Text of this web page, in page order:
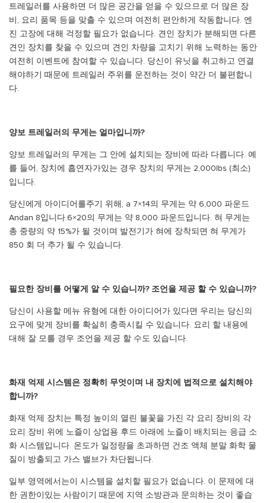
트레일러를 사용하면 더 많은 공간을 얻을 수 있으므로 더 많은 장
비, 요리 품목 등을 맞출 수 있으며 여전히 편안하게 작동합니다. 엔
진 고장에 대해 걱정할 필요가 없습니다. 견인 장치가 분해되면 다른
견인 장치를 찾을 수 있으며 견인 차량을 고치기 위해 노력하는 동안
여전히 이벤트에 참여할 수 있습니다. 당신이 유닛을 취고하고 연결
해야하기 때문에 트레일러 주위를 운전하는 것이 약간 더 불편합니
다.
양보 트레일러의 무게는 얼마입니까?
양보 트레일러의 무게는 그 안에 설치되는 장비에 따라 다릅니다. 예
를 들어, 장치에 흡연자가있는 경우 장치의 무게는 2,000lbs (최소)
입니다.
당신에게 아이디어를주기 위해, a 7×14의 무게는 약 6,000 파운드
Andan 8입니다.6×20의 무게는 약 8,000 파운드입니다. 혀 무게는
총 중량의 약 15%가 될 것이며 발전기가 혀에 장착되면 혀 무게가
850 회 더 추가 될 수 있습니다.
필요한 장비를 어떻게 알 수 있습니까? 조언을 제공 할 수 있습니까?
당신이 사용할 메뉴 유형에 대한 아이디어가 있다면 우리는 당신의
요구에 맞게 장비를 확실히 충족시킬 수 있습니다. 요리 할 내용에
대해 잘 모를 경우 조언을 제공 할 수도 있습니다.
화재 억제 시스템은 정확히 무엇이며 내 장치에 법적으로 설치해야
합니까?
화재 억제 장치는 특정 높이의 열린 불꽃을 가진 각 요리 장비의 각
요리 장비 위에 노즐이 상업용 후드 아래에 노즐이 배치되는 응급 소
화 시스템입니다. 온도가 일정량을 초과하면 건조 액체 분말 화학 물
질이 방출되고 가스 밸브가 차단됩니다.
일부 영역에서는이 시스템을 설치할 필요가 없습니다. 이 문제에 대
한 권한이있는 사람이기 때문에 지역 소방관과 문의하는 것이 좋습